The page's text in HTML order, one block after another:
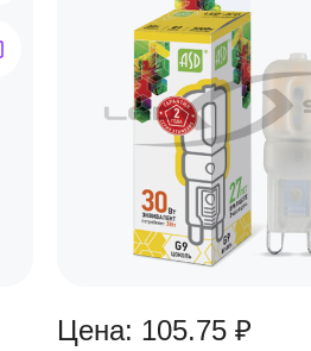
Цена: 105.75 ₽